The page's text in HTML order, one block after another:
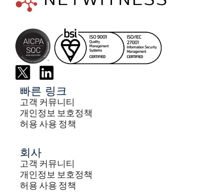
빠른 링크
고객 커뮤니티
개인정보 보호정책
허용 사용 정책
회사
고객 커뮤니티
개인정보 보호정책
허용 사용 정책